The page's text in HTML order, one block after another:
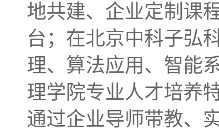
地共建、企业定制课
台；在北京中科子弘
理、算法应用、智能
理学院专业人才培养
通过企业导师带教、